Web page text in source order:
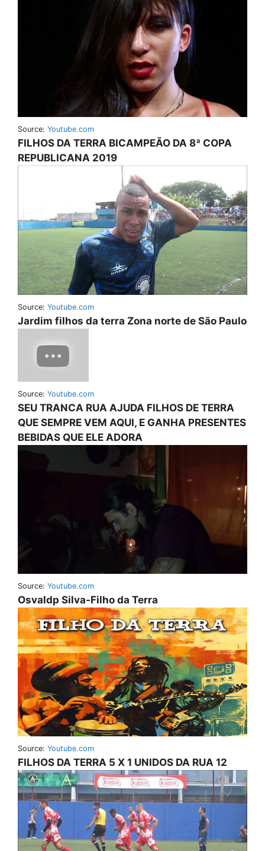
Source: Youtube.com
FILHOS DA TERRA BICAMPEÃO DA 8ª COPA
REPUBLICANA 2019
Source: Youtube.com
Jardim filhos da terra Zona norte de São Paulo
Source: Youtube.com
SEU TRANCA RUA AJUDA FILHOS DE TERRA
QUE SEMPRE VEM AQUI, E GANHA PRESENTES
BEBIDAS QUE ELE ADORA
Source: Youtube.com
Osvaldp Silva-Filho da Terra
Source: Youtube.com
FILHOS DA TERRA 5 X 1 UNIDOS DA RUA 12